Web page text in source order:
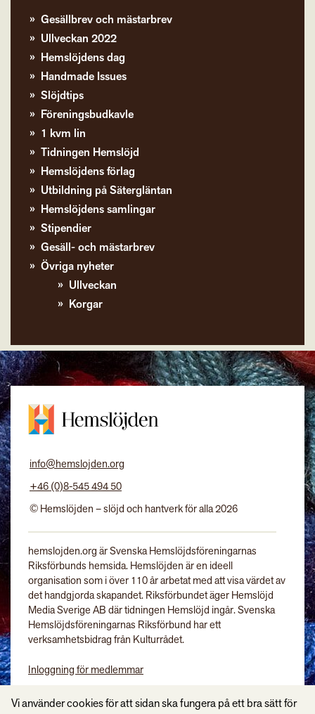
Gesällbrev och mästarbrev
Ullveckan 2022
Hemslöjdens dag
Handmade Issues
Slöjdtips
Föreningsbudkavle
1 kvm lin
Tidningen Hemslöjd
Hemslöjdens förlag
Utbildning på Sätergläntan
Hemslöjdens samlingar
Stipendier
Gesäll- och mästarbrev
Övriga nyheter
Ullveckan
Korgar
info@hemslojden.org
+46 (0)8-545 494 50
© Hemslöjden – slöjd och hantverk för alla 2026
hemslojden.org är Svenska Hemslöjdsföreningarnas
Riksförbunds hemsida. Hemslöjden är en ideell
organisation som i över 110 år arbetat med att visa värdet av
det handgjorda skapandet. Riksförbundet äger Hemslöjd
Media Sverige AB där tidningen Hemslöjd ingår. Svenska
Hemslöjdsföreningarnas Riksförbund har ett
verksamhetsbidrag från Kulturrådet.
Inloggning för medlemmar
Vi använder cookies för att sidan ska fungera på ett bra sätt för